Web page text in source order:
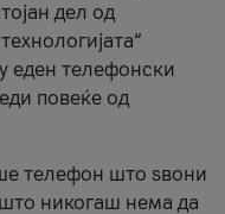
дел од
еден телефонски
повеќе од
телефон што ѕвони
никогаш нема да